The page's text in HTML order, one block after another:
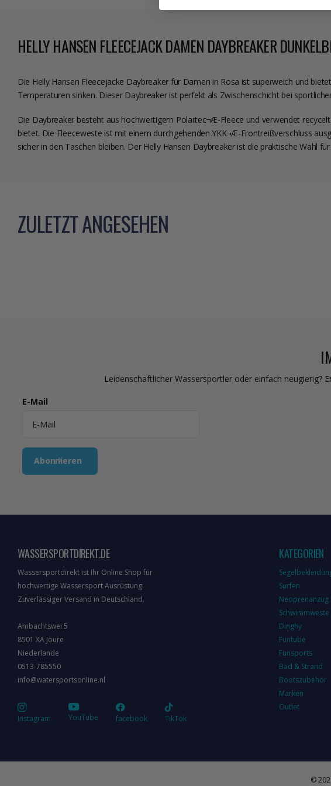
HELLY HANSEN FLEECEJACK DAMEN DAYBREAKER
Die Helly Hansen Fleecejacke Daybreaker für Damen in Rosa ist superweich und
Temperaturen sinken. Dieser Daybreaker ist perfekt als Zwischenschicht bei
Die Daybreaker besteht aus hochwertigem Polartec¬Æ-Fleece und verwendet
bietet. Die Fleeceweste ist mit einem durchgehenden YKK¬Æ-Frontreißverschluss
sicher in den Taschen bleiben. Der Helly Hansen Daybreaker ist die praktische Wahl
ZULETZT ANGESEHEN
Leidenschaftlicher Wassersportler oder einfach neugierig?
E-Mail
Abonnieren
WASSERSPORTDIREKT.DE
Wassersportdirekt ist Ihr Online Shop für
hochwertige Wassersport Ausrüstung.
Zuverlässiger Versand in Deutschland.
Ambachtswei 5
8501 XA Joure
Niederlande
0513-785550
info@watersportsonline.nl
Instagram YouTube facebook TikTok
KATEGORIEN
Surfen
Neoprenanzug
Schwimmweste
Dinghy
Funtube
Funsports
Bad & Strand
Bootszubehör
Marken
Outlet
©